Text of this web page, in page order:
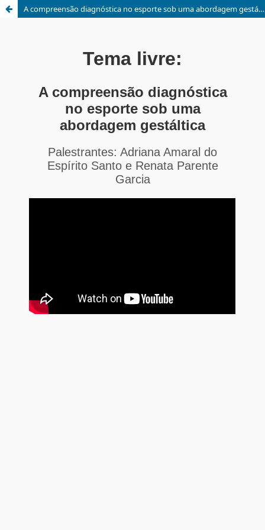
A compreensão diagnóstica no esporte sob uma abordagem gestáltica